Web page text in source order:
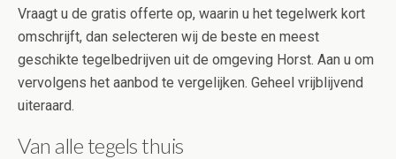
Vraagt u de gratis offerte op, waarin u het tegelwerk kort
omschrijft, dan selecteren wij de beste en meest
geschikte tegelbedrijven uit de omgeving Horst. Aan u om
vervolgens het aanbod te vergelijken. Geheel vrijblijvend
uiteraard.
Van alle tegels thuis